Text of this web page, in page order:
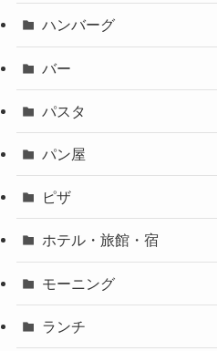
ハンバーグ
バー
パスタ
パン屋
ピザ
ホテル・旅館・宿
モーニング
ランチ